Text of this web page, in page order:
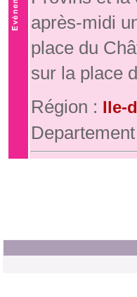
après-midi
place du
sur la place
Région : Ile-